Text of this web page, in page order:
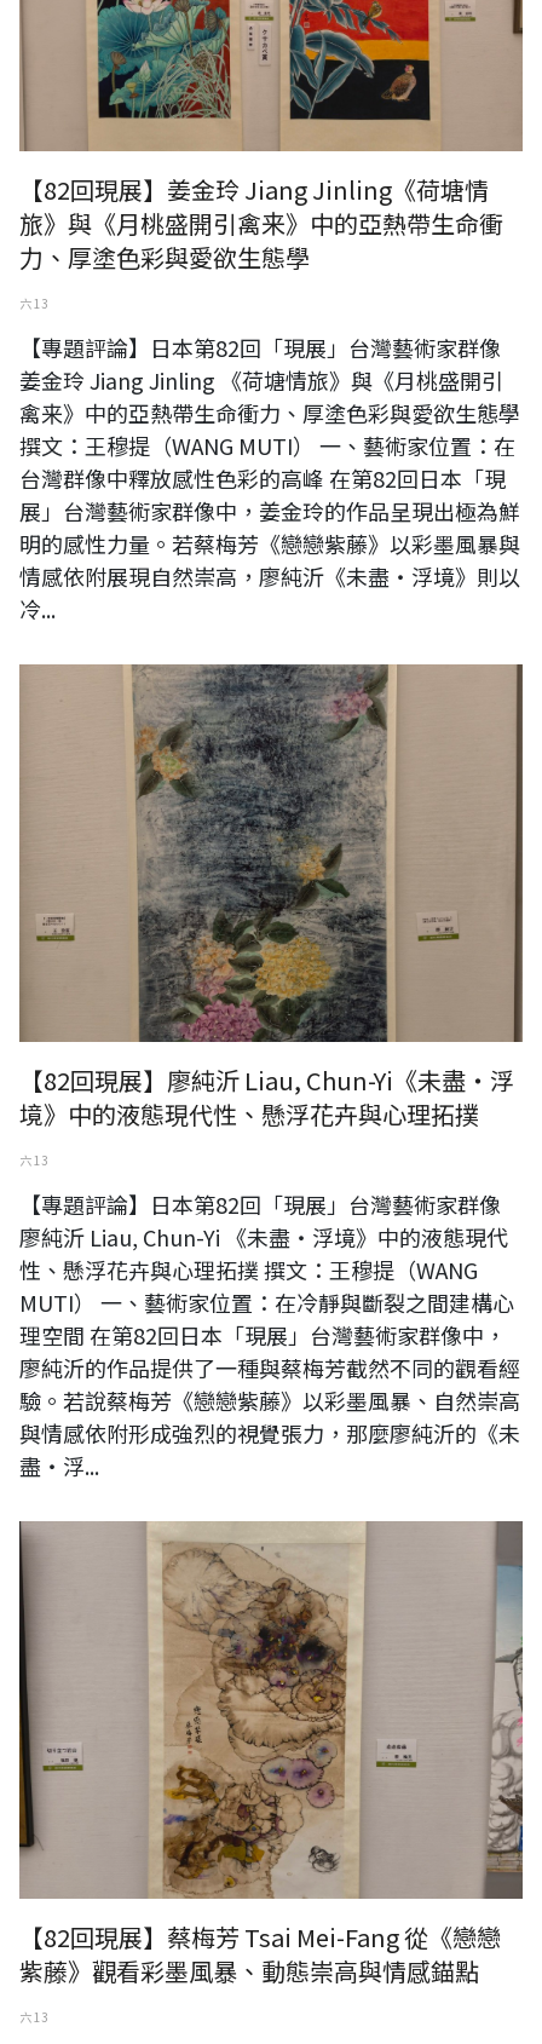
【82回現展】姜金玲 Jiang Jinling《荷塘情
旅》與《月桃盛開引禽来》中的亞熱帶生命衝
力、厚塗色彩與愛欲生態學
六 13
【專題評論】日本第82回「現展」台灣藝術家群像
姜金玲 Jiang Jinling 《荷塘情旅》與《月桃盛開引
禽来》中的亞熱帶生命衝力、厚塗色彩與愛欲生態學
撰文：王穆提（WANG MUTI） 一、藝術家位置：在
台灣群像中釋放感性色彩的高峰 在第82回日本「現
展」台灣藝術家群像中，姜金玲的作品呈現出極為鮮
明的感性力量。若蔡梅芳《戀戀紫藤》以彩墨風暴與
情感依附展現自然崇高，廖純沂《未盡・浮境》則以
冷...
【82回現展】廖純沂 Liau, Chun-Yi《未盡・浮
境》中的液態現代性、懸浮花卉與心理拓撲
六 13
【專題評論】日本第82回「現展」台灣藝術家群像
廖純沂 Liau, Chun-Yi 《未盡・浮境》中的液態現代
性、懸浮花卉與心理拓撲 撰文：王穆提（WANG
MUTI） 一、藝術家位置：在冷靜與斷裂之間建構心
理空間 在第82回日本「現展」台灣藝術家群像中，
廖純沂的作品提供了一種與蔡梅芳截然不同的觀看經
驗。若說蔡梅芳《戀戀紫藤》以彩墨風暴、自然崇高
與情感依附形成強烈的視覺張力，那麼廖純沂的《未
盡・浮...
【82回現展】蔡梅芳 Tsai Mei-Fang 從《戀戀
紫藤》觀看彩墨風暴、動態崇高與情感錨點
六 13